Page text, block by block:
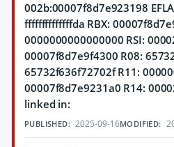
002b:00007f8d7e923198
ffffffffffffffda RBX:
0000000000000000 RSI:
00007f8d7e9f4300 R08:
65732f636f72702f R11:
00007f8d7e9231a0 R14:
linked in:
PUBLISHED: 2025-09-16MODIFIED: